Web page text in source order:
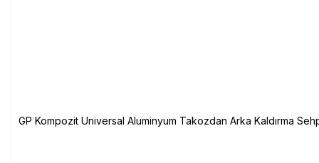
GP Kompozit Universal Aluminyum Takozdan Arka Kaldırma